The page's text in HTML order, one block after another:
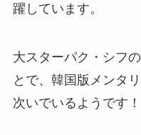
躍しています。
大スターパク・シフ
とで、韓国版メンタ
次いでいるようです！